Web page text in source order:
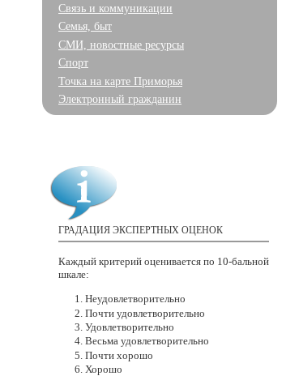
Связь и коммуникации
Семья, быт
СМИ, новостные ресурсы
Спорт
Точка на карте Приморья
Электронный гражданин
ГРАДАЦИЯ ЭКСПЕРТНЫХ ОЦЕНОК
Каждый критерий оценивается по 10-бальной
шкале:
Неудовлетворительно
Почти удовлетворительно
Удовлетворительно
Весьма удовлетворительно
Почти хорошо
Хорошо